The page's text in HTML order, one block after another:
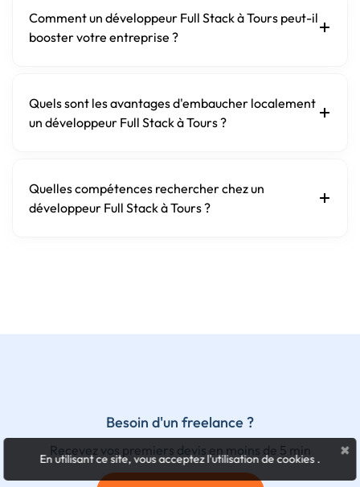
Comment un développeur Full Stack à Tours peut-il
booster votre entreprise ?
Quels sont les avantages d'embaucher localement
un développeur Full Stack à Tours ?
Quelles compétences rechercher chez un
développeur Full Stack à Tours ?
Besoin d'un freelance ?
Recevez vos premiers devis en moins de 5 min ×
En utilisant ce site, vous acceptez l'utilisation de cookies.